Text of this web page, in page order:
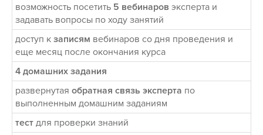
возможность посетить 5 вебинаров эксперта и
задавать вопросы по ходу занятий
доступ к записям вебинаров со дня проведения и
еще месяц после окончания курса
4 домашних задания
развернутая обратная связь эксперта по
выполненным домашним заданиям
тест для проверки знаний